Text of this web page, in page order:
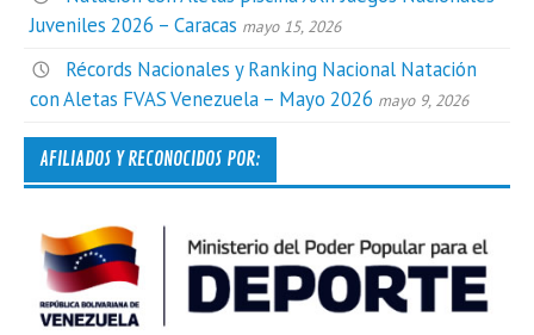
Juveniles 2026 – Caracas mayo 15, 2026
Récords Nacionales y Ranking Nacional Natación
con Aletas FVAS Venezuela – Mayo 2026 mayo 9, 2026
AFILIADOS Y RECONOCIDOS POR: